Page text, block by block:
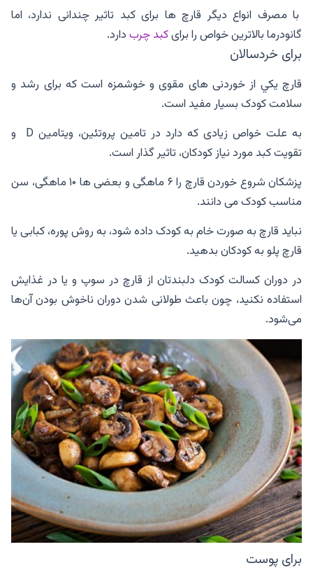
با مصرف انواع دیگر قارچ ها برای کبد تاثیر چندانی ندارد، اما
گانودرما بالاترین خواص را برایکبد چربدارد.
برای خردسالان
قارچ يکي از خوردنی های مقوی و خوشمزه است که برای رشد و
سلامت کودک بسيار مفيد است.
به علت خواص زیادی که دارد در تامین پروتئین، ویتامین D و
تقویت کبد مورد نیاز کودکان، تاثیر گذار است.
پزشکان شروع خوردن قارچ را ۶ ماهگی و بعضی ها ۱۰ ماهگی، سن
مناسب کودک می دانند.
نباید قارچ به صورت خام به کودک داده شود، به روش پوره، کبابی یا
قارچ پلو به کودکان بدهید.
در دوران کسالت کودک دلبندتان از قارچ در سوپ و یا در غذایش
استفاده نکنید، چون باعث طولانی شدن دوران ناخوش بودن آن‌ها
می‌شود.
برای پوست